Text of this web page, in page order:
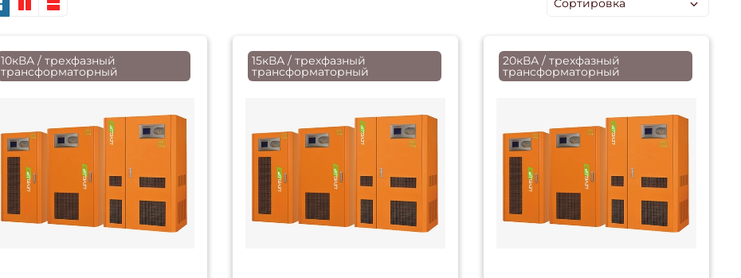
10кВА / трехфазный
трансформаторный
15кВА / трехфазный
трансформаторный
20кВА / трехфазный
трансформаторный